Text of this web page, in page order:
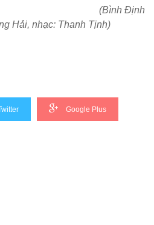
Định
Hải, nhạc: Thanh Tịnh)
Google Plus